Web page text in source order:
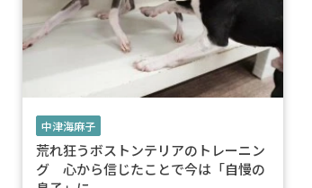
中津海麻子
荒れ狂うボストンテリアのトレーニン
グ 心から信じたことで今は「自慢の